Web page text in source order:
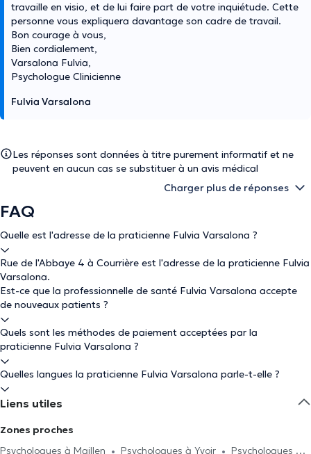
travaille en visio, et de lui faire part de votre inquiétude. Cette
personne vous expliquera davantage son cadre de travail.
Bon courage à vous,
Bien cordialement,
Varsalona Fulvia,
Psychologue Clinicienne
Fulvia Varsalona
Les réponses sont données à titre purement informatif et ne
peuvent en aucun cas se substituer à un avis médical
Charger plus de réponses
FAQ
Quelle est l'adresse de la praticienne Fulvia Varsalona ?
Rue de l'Abbaye 4 à Courrière est l'adresse de la praticienne Fulvia
Varsalona.
Est-ce que la professionnelle de santé Fulvia Varsalona accepte
de nouveaux patients ?
Quels sont les méthodes de paiement acceptées par la
praticienne Fulvia Varsalona ?
Quelles langues la praticienne Fulvia Varsalona parle-t-elle ?
Liens utiles
Zones proches
Psychologues à Maillen
Psychologues à Yvoir
Psychologues à